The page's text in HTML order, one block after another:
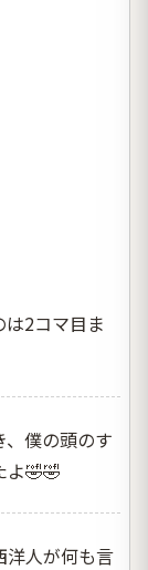
2コマ目ま
、僕の頭のす
よ🤣🤣
洋人が何も言